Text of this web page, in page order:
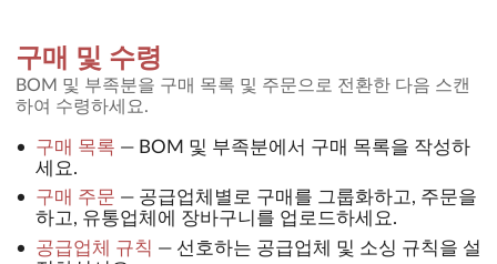
구매 및 수령
BOM 및 부족분을 구매 목록 및 주문으로 전환한 다음 스캔
하여 수령하세요.
구매 목록 — BOM 및 부족분에서 구매 목록을 작성하
세요.
구매 주문 — 공급업체별로 구매를 그룹화하고, 주문을
하고, 유통업체에 장바구니를 업로드하세요.
공급업체 규칙 — 선호하는 공급업체 및 소싱 규칙을 설